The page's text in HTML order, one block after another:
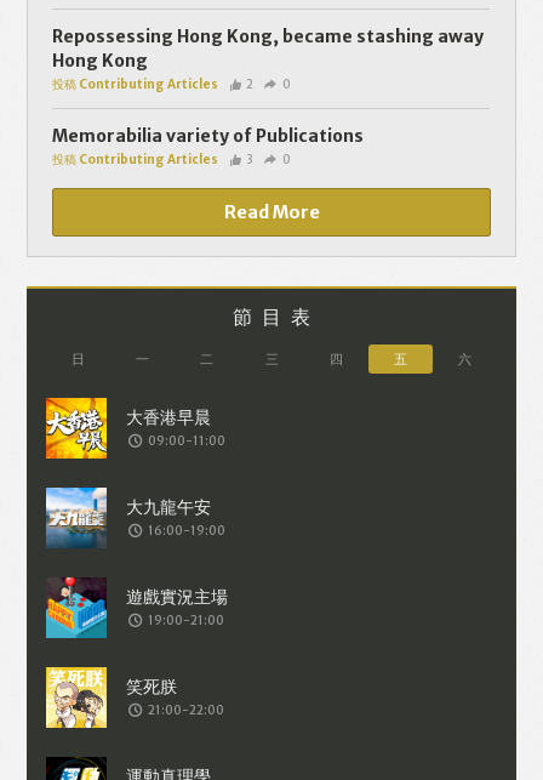
Repossessing Hong Kong, became stashing away
Hong Kong
投稿 Contributing Articles 2 0
Memorabilia variety of Publications
投稿 Contributing Articles 3 0
Read More
節目表
日 一 二 三 四 五 六
09:00-11:00
16:00-19:00
19:00-21:00
21:00-22:00